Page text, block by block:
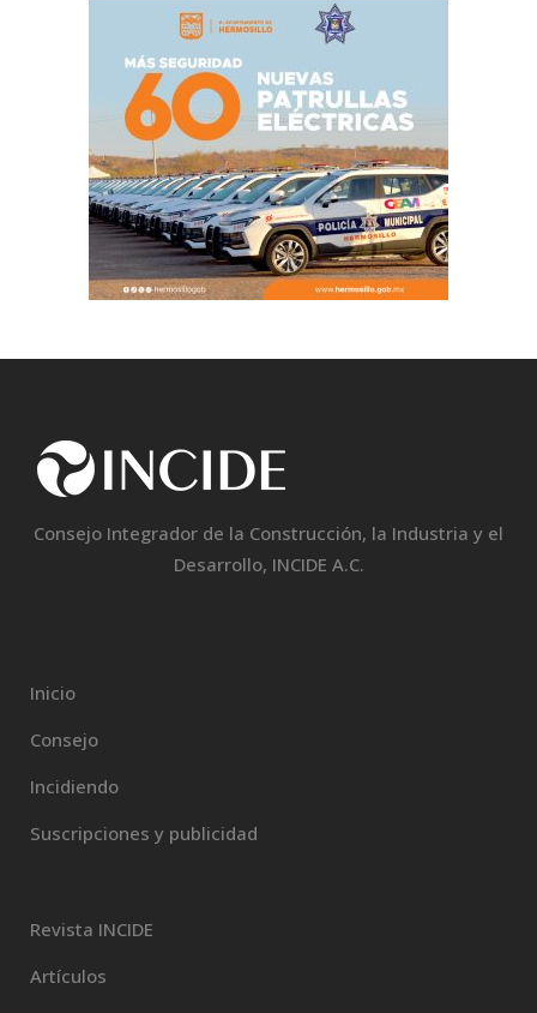
Consejo Integrador de la Construcción, la Industria y el
Desarrollo, INCIDE A.C.
Inicio
Consejo
Incidiendo
Suscripciones y publicidad
Revista INCIDE
Artículos